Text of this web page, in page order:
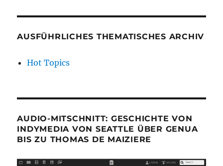
AUSFÜHRLICHES THEMATISCHES ARCHIV
Hot Topics
AUDIO-MITSCHNITT: GESCHICHTE VON
INDYMEDIA VON SEATTLE ÜBER GENUA
BIS ZU THOMAS DE MAIZIERE